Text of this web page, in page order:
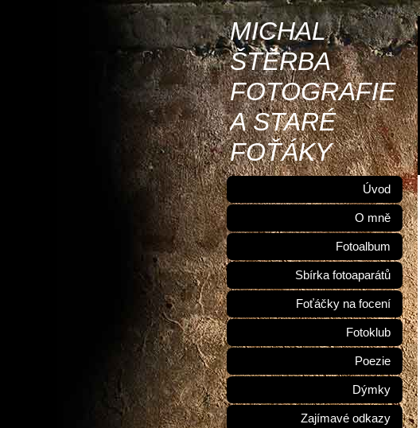
MICHAL
ŠTĚRBA
FOTOGRAFIE
A STARÉ
FOŤÁKY
Úvod
O mně
Fotoalbum
Sbírka fotoaparátů
Foťáčky na focení
Fotoklub
Poezie
Dýmky
Zajímavé odkazy